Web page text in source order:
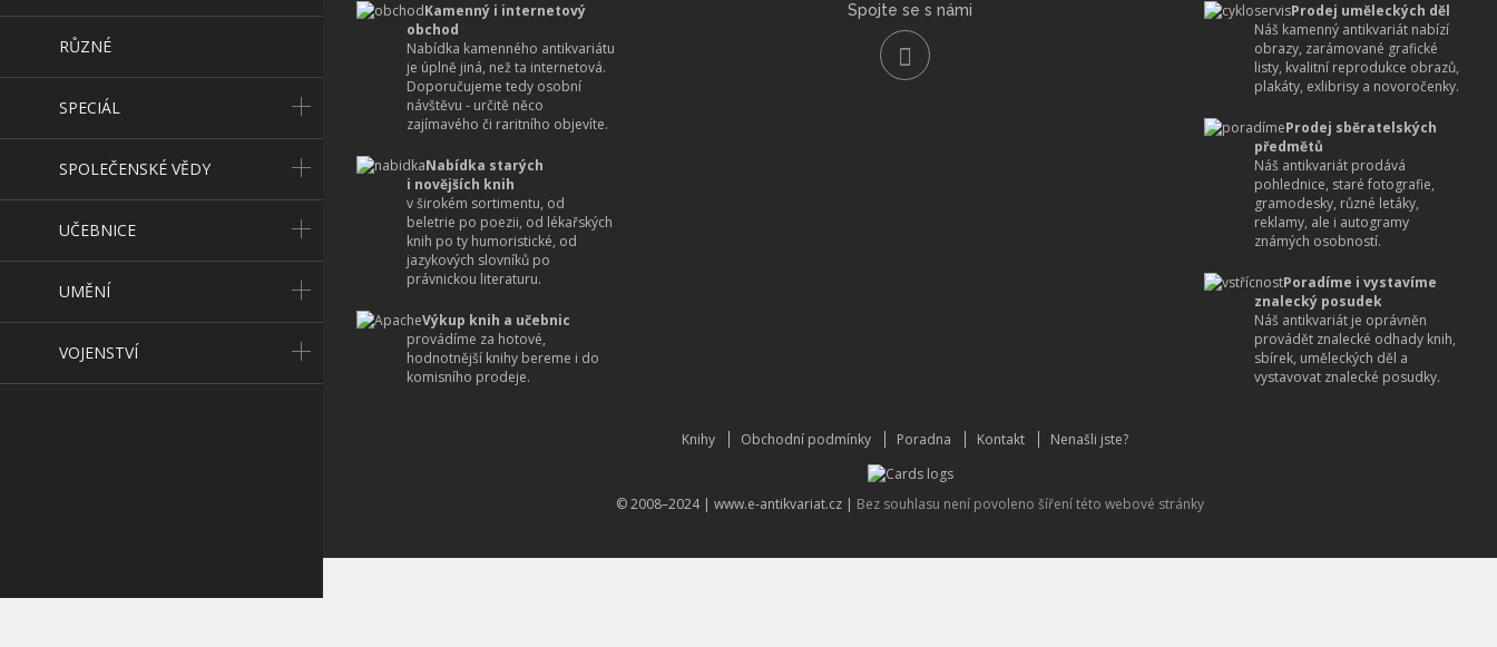
RŮZNÉ
SPECIÁL
SPOLEČENSKÉ VĚDY
UČEBNICE
UMĚNÍ
VOJENSTVÍ
Kamenný i internetový
obchod
Nabídka kamenného antikvariátu
je úplně jiná, než ta internetová.
Doporučujeme tedy osobní
návštěvu - určitě něco
zajímavého či raritního objevíte.
Nabídka starých
i novějších knih
v širokém sortimentu, od
beletrie po poezii, od lékařských
knih po ty humoristické, od
jazykových slovníků po
právnickou literaturu.
Výkup knih a učebnic
provádíme za hotové,
hodnotnější knihy bereme i do
komisního prodeje.
Prodej uměleckých děl
Náš kamenný antikvariát nabízí
obrazy, zarámované grafické
listy, kvalitní reprodukce obrazů,
plakáty, exlibrisy a novoročenky.
Prodej sběratelských
předmětů
Náš antikvariát prodává
pohlednice, staré fotografie,
gramodesky, různé letáky,
reklamy, ale i autogramy
známých osobností.
Poradíme i vystavíme
znalecký posudek
Náš antikvariát je oprávněn
provádět znalecké odhady knih,
sbírek, uměleckých děl a
vystavovat znalecké posudky.
Spojte se s námi
Knihy Obchodní podmínky Poradna Kontakt Nenašli jste?
© 2008–2024 | www.e-antikvariat.cz | Bez souhlasu není povoleno šíření této webové stránky